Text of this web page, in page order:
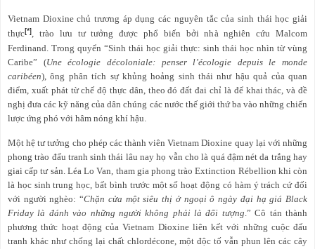
Vietnam Dioxine chủ trương áp dụng các nguyên tắc của sinh thái học giải
thực[*], trào lưu tư tưởng được phổ biến bởi nhà nghiên cứu Malcom
Ferdinand. Trong quyển “Sinh thái học giải thực: sinh thái học nhìn từ vùng
Caribe” (Une écologie décoloniale: penser l’écologie depuis le monde
caribéen), ông phân tích sự khủng hoảng sinh thái như hậu quả của quan
điểm, xuất phát từ chế độ thực dân, theo đó đất đai chỉ là để khai thác, và đề
nghị đưa các kỹ năng của dân chúng các nước thế giới thứ ba vào những chiến
lược ứng phó với hâm nóng khí hậu.
Một hệ tư tưởng cho phép các thành viên Vietnam Dioxine quay lại với những
phong trào đấu tranh sinh thái lâu nay họ vẫn cho là quá đậm nét da trắng hay
giai cấp tư sản. Léa Lo Van, tham gia phong trào Extinction Rébellion khi còn
là học sinh trung học, bất bình trước một số hoạt động có hàm ý trách cứ đối
với người nghèo: “Chặn cửa một siêu thị ở ngoại ô ngày đại hạ giá Black
Friday là đánh vào những người không phải là đối tượng.” Cô tán thành
phương thức hoạt động của Vietnam Dioxine liên kết với những cuộc đấu
tranh khác như chống lại chất chlordécone, một độc tố vẫn phun lên các cây